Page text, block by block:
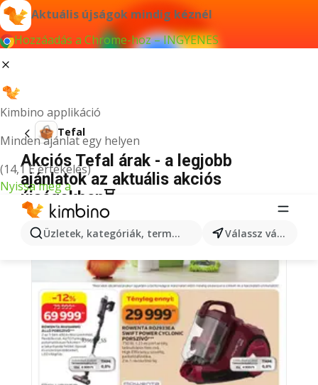
Aktuális újságok mindig kéznél
Hozzáadás a Chrome-hoz – INGYENES
Kimbino applikáció
Minden ajánlat egy helyen
(14,1 E értékelés)
Nyissa meg a
Üzletek, kategóriák, termékek keresése... Válassz várost
Tefal
Akciós Tefal árak - a legjobb
ajánlatok az aktuális akciós
újságokban⏳